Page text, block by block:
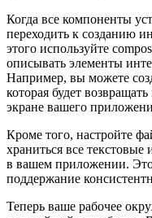
Когда все компоненты
переходить к созданию
этого используйте
описывать элементы
Например, вы можете
которая будет
экране вашего
Кроме того, настройте
храниться все
в вашем приложении.
поддержание
Теперь ваше рабочее